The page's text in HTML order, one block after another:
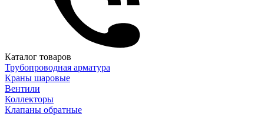
Каталог товаров
Трубопроводная арматура
Краны шаровые
Вентили
Коллекторы
Клапаны обратные